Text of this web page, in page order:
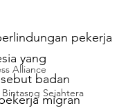
Alliance
Sejahtera
pekerja
yang
badan
migran